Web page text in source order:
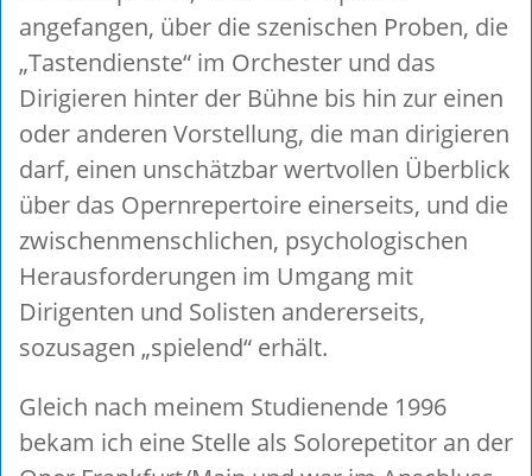
angefangen, über die szenischen Proben, die
„Tastendienste“ im Orchester und das
Dirigieren hinter der Bühne bis hin zur einen
oder anderen Vorstellung, die man dirigieren
darf, einen unschätzbar wertvollen Überblick
über das Opernrepertoire einerseits, und die
zwischenmenschlichen, psychologischen
Herausforderungen im Umgang mit
Dirigenten und Solisten andererseits,
sozusagen „spielend“ erhält.
Gleich nach meinem Studienende 1996
bekam ich eine Stelle als Solorepetitor an der